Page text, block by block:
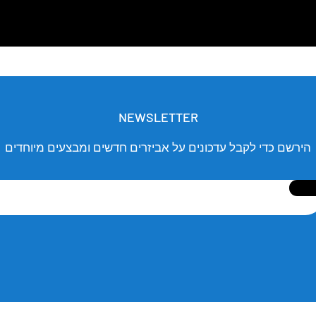
NEWSLETTER
הירשם כדי לקבל עדכונים על אביזרים חדשים ומבצעים מיוחדים